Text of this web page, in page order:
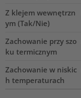
Z klejem wewnętrzn
ym (Tak/Nie)
Zachowanie przy szo
ku termicznym
Zachowanie w niskic
h temperaturach